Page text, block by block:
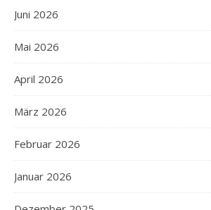
Juni 2026
Mai 2026
April 2026
März 2026
Februar 2026
Januar 2026